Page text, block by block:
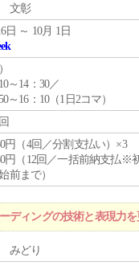
文彰
日 ～ 10月 1日
）
～14：30／
～16：10（1日2コマ）
円（4回／分割支払い）×3
円（12回／一括前納支払※
前まで）
ィングの技術と表現力
みどり